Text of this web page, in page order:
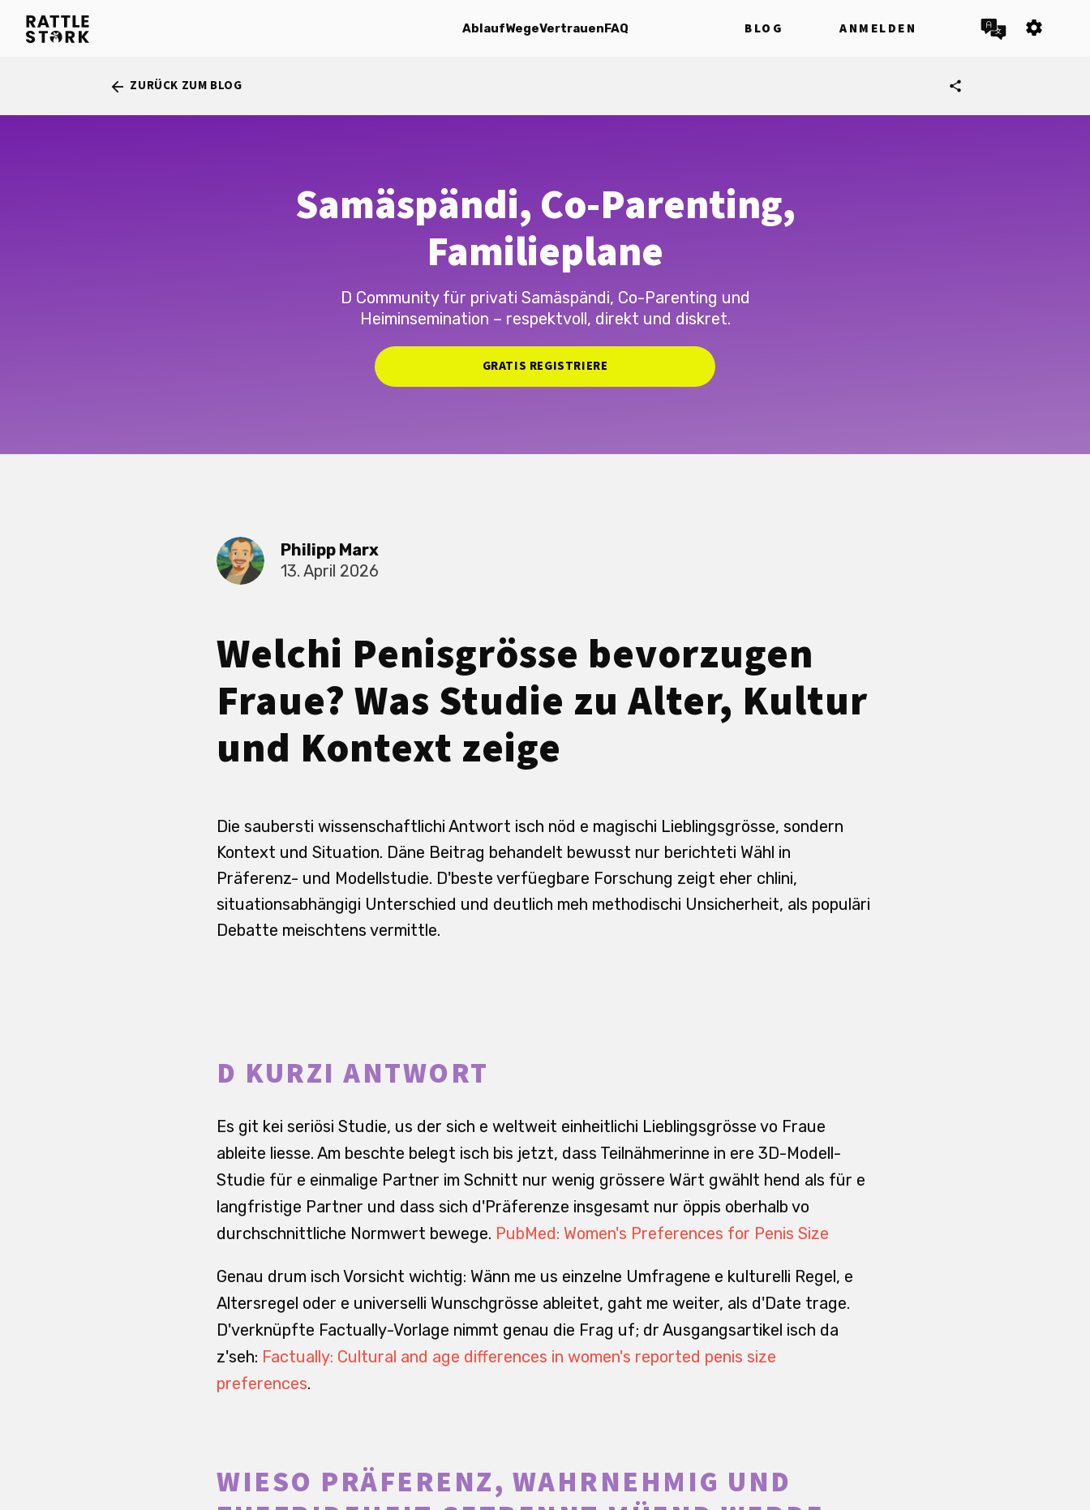
AblaufWegeVertrauenFAQ BLOG ANMELDEN settings
arrow_back ZURÜCK ZUM BLOG share
Samäspändi, Co-Parenting,
Familieplane
D Community für privati Samäspändi, Co-Parenting und
Heiminsemination – respektvoll, direkt und diskret.
GRATIS REGISTRIERE
Philipp Marx
13. April 2026
Welchi Penisgrösse bevorzugen
Fraue? Was Studie zu Alter, Kultur
und Kontext zeige
Die saubersti wissenschaftlichi Antwort isch nöd e magischi Lieblingsgrösse, sondern
Kontext und Situation. Däne Beitrag behandelt bewusst nur berichteti Wähl in
Präferenz- und Modellstudie. D'beste verfüegbare Forschung zeigt eher chlini,
situationsabhängigi Unterschied und deutlich meh methodischi Unsicherheit, als populäri
Debatte meischtens vermittle.
D KURZI ANTWORT
Es git kei seriösi Studie, us der sich e weltweit einheitlichi Lieblingsgrösse vo Fraue
ableite liesse. Am beschte belegt isch bis jetzt, dass Teilnähmerinne in ere 3D-Modell-
Studie für e einmalige Partner im Schnitt nur wenig grössere Wärt gwählt hend als für e
langfristige Partner und dass sich d'Präferenze insgesamt nur öppis oberhalb vo
durchschnittliche Normwert bewege. PubMed: Women's Preferences for Penis Size
Genau drum isch Vorsicht wichtig: Wänn me us einzelne Umfragene e kulturelli Regel, e
Altersregel oder e universelli Wunschgrösse ableitet, gaht me weiter, als d'Date trage.
D'verknüpfte Factually-Vorlage nimmt genau die Frag uf; dr Ausgangsartikel isch da
z'seh: Factually: Cultural and age differences in women's reported penis size
preferences.
WIESO PRÄFERENZ, WAHRNEHMIG UND